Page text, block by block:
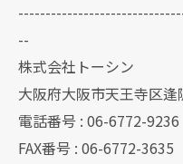
--
株式会社トーシン
大阪府大阪市天王寺区
電話番号 : 06-6772-9236
FAX番号 : 06-6772-3635